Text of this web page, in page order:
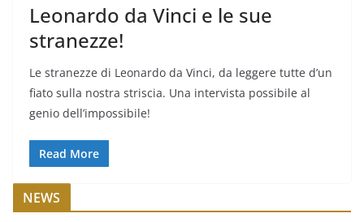
Leonardo da Vinci e le sue
stranezze!
Le stranezze di Leonardo da Vinci, da leggere tutte d’un
fiato sulla nostra striscia. Una intervista possibile al
genio dell’impossibile!
Read More
NEWS